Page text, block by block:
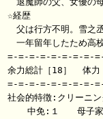
☆経歴
父は行方不明。雪之
一年留年したため高校
=-=-=-=-=-=-=-=-
余力総計［18］  体力
=-=-=-=-=-=-=-=-
社会的特徴:クリーニ
中免:１　　母子家